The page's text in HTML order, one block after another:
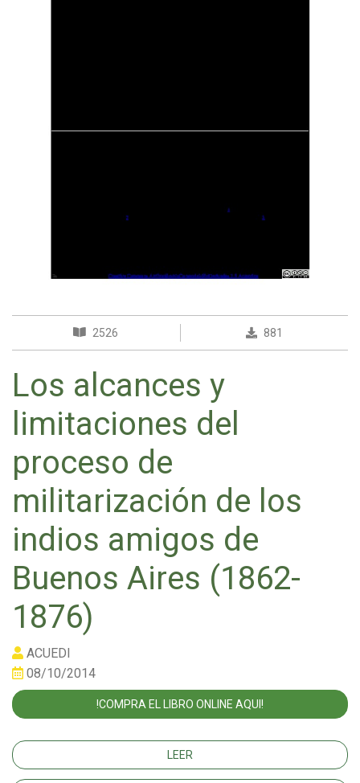
2526 881
Los alcances y
limitaciones del
proceso de
militarización de los
indios amigos de
Buenos Aires (1862-
1876)
ACUEDI
08/10/2014
!COMPRA EL LIBRO ONLINE AQUI!
LEER